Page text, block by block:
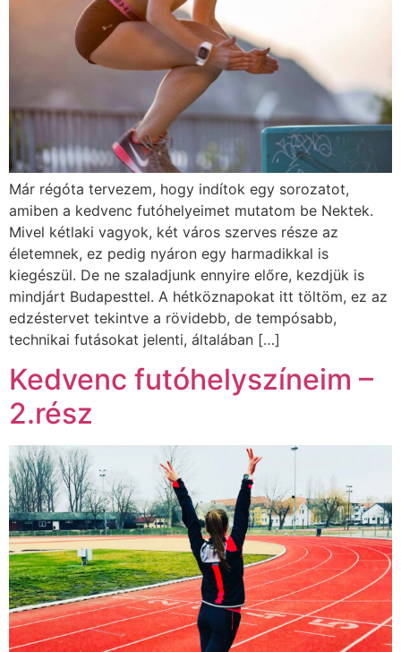
Már régóta tervezem, hogy indítok egy sorozatot,
amiben a kedvenc futóhelyeimet mutatom be Nektek.
Mivel kétlaki vagyok, két város szerves része az
életemnek, ez pedig nyáron egy harmadikkal is
kiegészül. De ne szaladjunk ennyire előre, kezdjük is
mindjárt Budapesttel. A hétköznapokat itt töltöm, ez az
edzéstervet tekintve a rövidebb, de tempósabb,
technikai futásokat jelenti, általában […]
Kedvenc futóhelyszíneim –
2.rész